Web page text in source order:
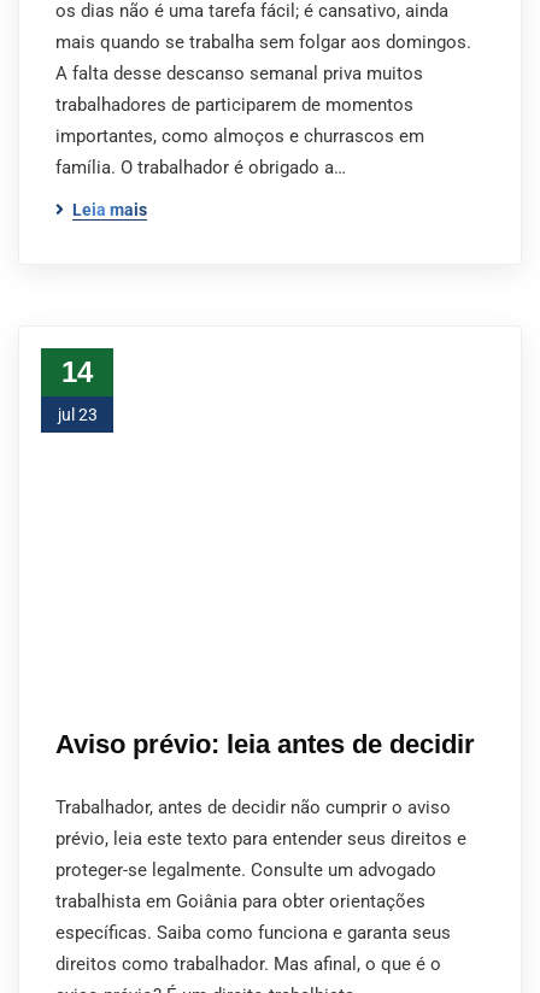
os dias não é uma tarefa fácil; é cansativo, ainda
mais quando se trabalha sem folgar aos domingos.
A falta desse descanso semanal priva muitos
trabalhadores de participarem de momentos
importantes, como almoços e churrascos em
família. O trabalhador é obrigado a…
Leia mais
14
jul 23
Aviso prévio: leia antes de decidir
Trabalhador, antes de decidir não cumprir o aviso
prévio, leia este texto para entender seus direitos e
proteger-se legalmente. Consulte um advogado
trabalhista em Goiânia para obter orientações
específicas. Saiba como funciona e garanta seus
direitos como trabalhador. Mas afinal, o que é o